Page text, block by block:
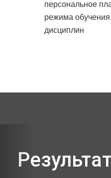
персональное
режима
дисциплин